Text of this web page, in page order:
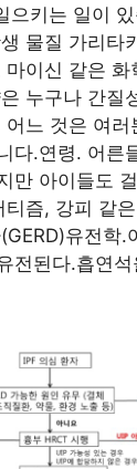
으키는 일이
물질 가리타
이신 같은 화
누구나 간질
느 것은 여러
다.연령. 어른
만 아이들도
티즘, 강피 같
유전학.
전된다.흡연